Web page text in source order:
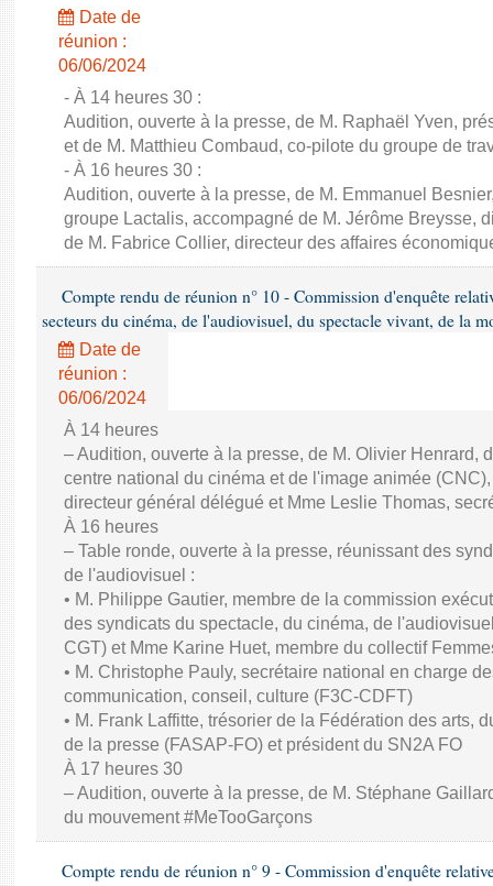
Date de
réunion :
06/06/2024
- À 14 heures 30 :
Audition, ouverte à la presse, de M. Raphaël Yven,
et de M. Matthieu Combaud, co-pilote du groupe de
- À 16 heures 30 :
Audition, ouverte à la presse, de M. Emmanuel
groupe Lactalis, accompagné de M. Jérôme Breysse,
de M. Fabrice Collier, directeur des affaires
Compte rendu de réunion n° 10 - Commission d'enquête
secteurs du cinéma, de l'audiovisuel, du spectacle vivant, de la
Date de
réunion :
06/06/2024
À 14 heures
– Audition, ouverte à la presse, de M. Olivier Henrard,
centre national du cinéma et de l'image animée
directeur général délégué et Mme Leslie Thomas,
À 16 heures
– Table ronde, ouverte à la presse, réunissant des
de l'audiovisuel :
• M. Philippe Gautier, membre de la commission
des syndicats du spectacle, du cinéma, de
CGT) et Mme Karine Huet, membre du collectif
• M. Christophe Pauly, secrétaire national en charge
communication, conseil, culture (F3C-CDFT)
• M. Frank Laffitte, trésorier de la Fédération des arts,
de la presse (FASAP-FO) et président du SN2A FO
À 17 heures 30
– Audition, ouverte à la presse, de M. Stéphane
du mouvement #MeTooGarçons
Compte rendu de réunion n° 9 - Commission d'enquête